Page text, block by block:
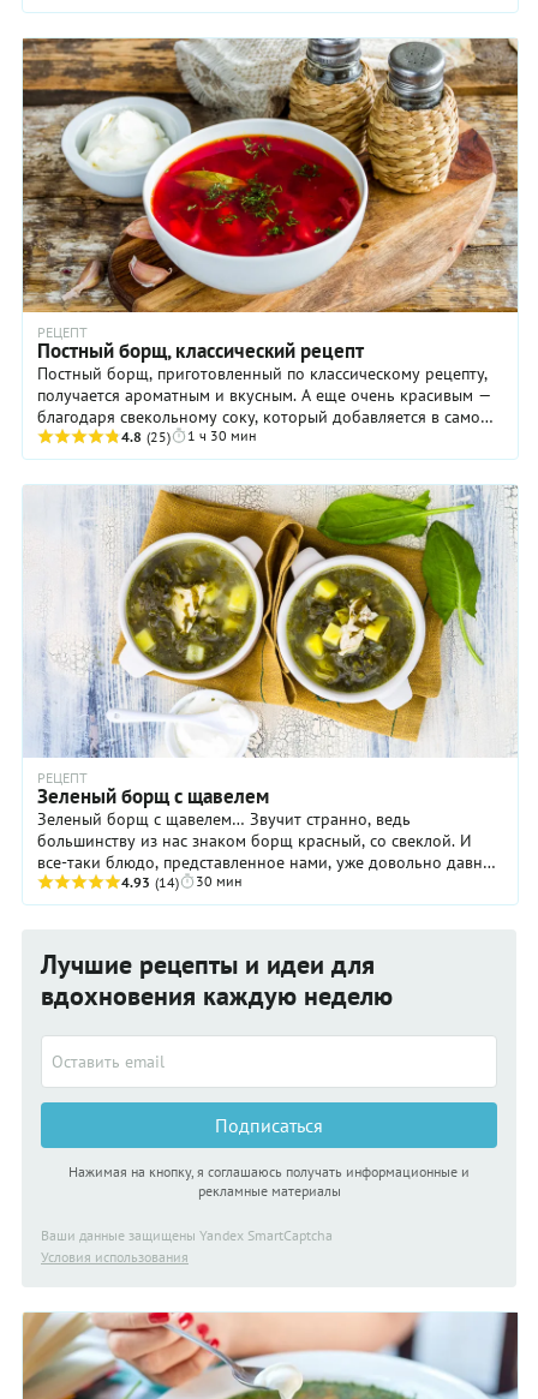
РЕЦЕПТ
Постный борщ, классический рецепт
Постный борщ, приготовленный по классическому рецепту,
получается ароматным и вкусным. А еще очень красивым —
благодаря свекольному соку, который добавляется в самом
конце приготовления! Чтобы вкус ...
4.8 (25) 1 ч 30 мин
РЕЦЕПТ
Зеленый борщ с щавелем
Зеленый борщ с щавелем… Звучит странно, ведь
большинству из нас знаком борщ красный, со свеклой. И
все-таки блюдо, представленное нами, уже довольно давно
существует в кухнях многих ...
4.93 (14) 30 мин
Лучшие рецепты и идеи для
вдохновения каждую неделю
Подписаться
Нажимая на кнопку, я соглашаюсь получать информационные и
рекламные материалы
Ваши данные защищены Yandex SmartCaptcha
Условия использования